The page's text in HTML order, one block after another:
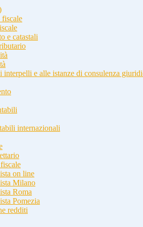
fiscale
e catastali
interpelli e alle istanze di consulenza
internazionali
on line
Milano
Roma
Pomezia
redditi